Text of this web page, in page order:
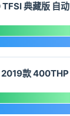
典藏版 自动
2019款 400THP